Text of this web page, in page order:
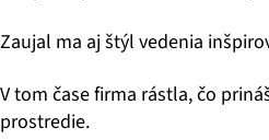
Zaujal ma aj štýl vedenia
V tom čase firma rástla, čo
prostredie.